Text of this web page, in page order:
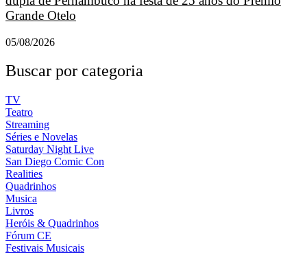
Grande Otelo
05/08/2026
Buscar por categoria
TV
Teatro
Streaming
Séries e Novelas
Saturday Night Live
San Diego Comic Con
Realities
Quadrinhos
Musica
Livros
Heróis & Quadrinhos
Fórum CE
Festivais Musicais